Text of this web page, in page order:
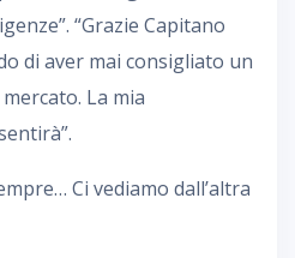
“Grazie Capitano
di aver mai consigliato un
La mia
Ci vediamo dall’altra